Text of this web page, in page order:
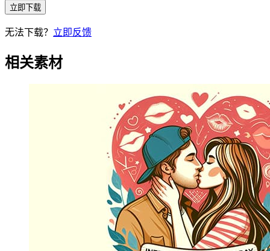
立即下载
无法下载？ 立即反馈
相关素材